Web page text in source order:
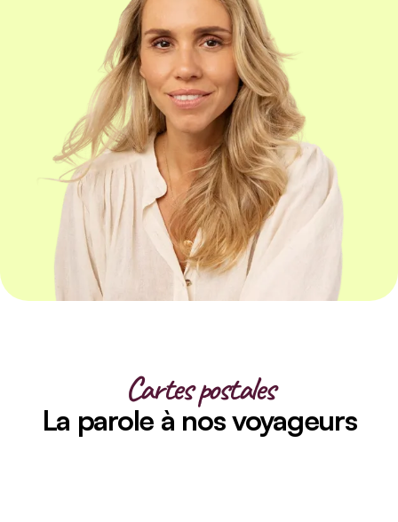
Cartes postales
La parole à nos voyageurs